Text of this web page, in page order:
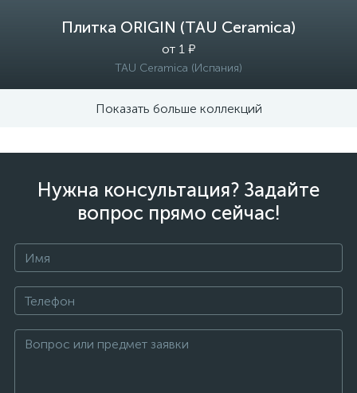
Плитка ORIGIN (TAU Ceramica)
от 1 ₽
TAU Ceramica (Испания)
Показать больше коллекций
Нужна консультация? Задайте
вопрос прямо сейчас!